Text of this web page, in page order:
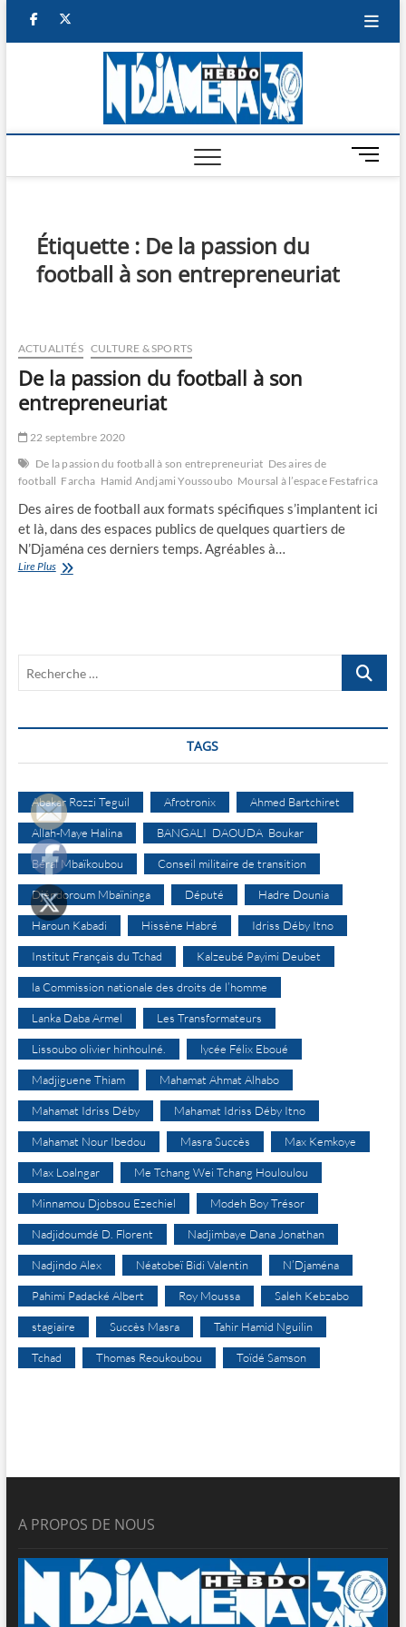
facebook
M
e
Étiquette : De la passion du
football à son entrepreneuriat
ACTUALITÉS CULTURE & SPORTS
De la passion du football à son
entrepreneuriat
22 septembre 2020
De la passion du football à son entrepreneuriat Des aires de
football Farcha Hamid Andjami Youssoubo Moursal à l’espace Festafrica
Des aires de football aux formats spécifiques s’implantent ici
et là, dans des espaces publics de quelques quartiers de
N’Djaména ces derniers temps. Agréables à…
Lire PlusDe
entrepreneuriat
Recherche
TAGS
Abakar Rozzi Teguil Afrotronix Ahmed Bartchiret
Allah-Maye Halina BANGALI DAOUDA Boukar
Béral Mbaïkoubou Conseil militaire de transition
Djéndoroum Mbaïninga Député Hadre Dounia
Haroun Kabadi Hissène Habré Idriss Déby Itno
Institut Français du Tchad Kalzeubé Payimi Deubet
la Commission nationale des droits de l’homme
Lanka Daba Armel Les Transformateurs
Lissoubo olivier hinhoulné. lycée Félix Eboué
Madjiguene Thiam Mahamat Ahmat Alhabo
Mahamat Idriss Déby Mahamat Idriss Déby Itno
Mahamat Nour Ibedou Masra Succès Max Kemkoye
Max Loalngar Me Tchang Wei Tchang Houloulou
Minnamou Djobsou Ezechiel Modeh Boy Trésor
Nadjidoumdé D. Florent Nadjimbaye Dana Jonathan
Nadjindo Alex Néatobeï Bidi Valentin N’Djaména
Pahimi Padacké Albert Roy Moussa Saleh Kebzabo
stagiaire Succès Masra Tahir Hamid Nguilin
Tchad Thomas Reoukoubou Toïdé Samson
A PROPOS DE NOUS